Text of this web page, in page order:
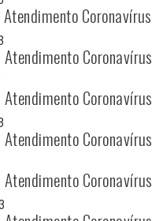
Coronavírus
Coronavírus
Coronavírus
Coronavírus
Coronavírus